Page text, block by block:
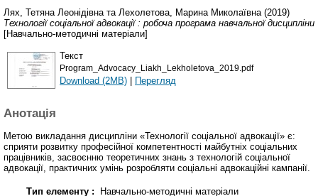
Лях, Тетяна Леонідівна та Лехолетова, Марина Миколаївна (2019)
Технології соціальної адвокації : робоча програма навчальної дисципліни
[Навчально-методичні матеріали]
Текст
Program_Аdvocacy_Liakh_Lekholetova_2019.pdf
Download (2MB) | Перегляд
Анотація
Метою викладання дисципліни «Технології соціальної адвокації» є:
сприяти розвитку професійної компетентності майбутніх соціальних
працівників, засвоєнню теоретичних знань з технологій соціальної
адвокації, практичних умінь розробляти соціальні адвокаційні кампанії.
Тип елементу : Навчально-методичні матеріали